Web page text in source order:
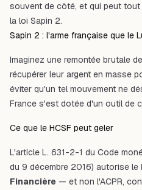
souvent de côté, et qui peut
la loi Sapin 2.
Sapin 2 : l'arme française que le
Imaginez une remontée brutale
récupérer leur argent en masse
éviter qu'un tel mouvement ne
France s'est dotée d'un outil de
Ce que le HCSF peut geler
L'article L. 631-2-1 du Code
du 9 décembre 2016) autorise le
Financière — et non l'ACPR,